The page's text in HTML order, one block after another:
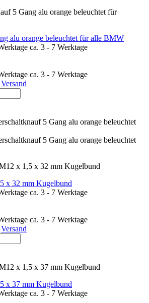
alu orange beleuchtet für alle BMW
ca. 3 - 7 Werktage
ca. 3 - 7 Werktage
Versand
x 32 mm Kugelbund
ca. 3 - 7 Werktage
ca. 3 - 7 Werktage
Versand
x 37 mm Kugelbund
ca. 3 - 7 Werktage